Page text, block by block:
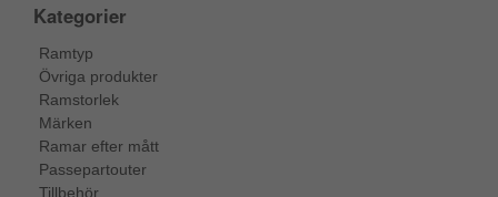
Kategorier
Ramtyp
Övriga produkter
Ramstorlek
Märken
Ramar efter mått
Passepartouter
Tillbehör